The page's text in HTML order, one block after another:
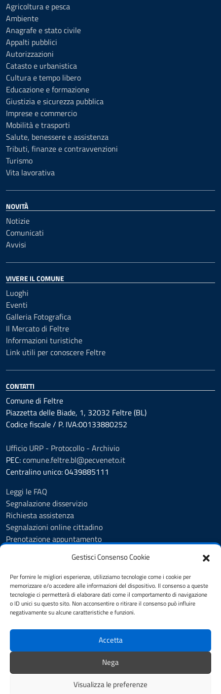
Gestisci Consenso Cookie
Per fornire le migliori esperienze, utilizziamo tecnologie come i cookie per
memorizzare e/o accedere alle informazioni del dispositivo. Il consenso a queste
tecnologie ci permetterà di elaborare dati come il comportamento di navigazione
o ID unici su questo sito. Non acconsentire o ritirare il consenso può influire
negativamente su alcune caratteristiche e funzioni.
Accetta
Nega
Visualizza le preferenze
Agricoltura e pesca
Ambiente
Anagrafe e stato civile
Appalti pubblici
Autorizzazioni
Catasto e urbanistica
Cultura e tempo libero
Educazione e formazione
Giustizia e sicurezza pubblica
Imprese e commercio
Mobilità e trasporti
Salute, benessere e assistenza
Tributi, finanze e contravvenzioni
Turismo
Vita lavorativa
NOVITÀ
Notizie
Comunicati
Avvisi
VIVERE IL COMUNE
Luoghi
Eventi
Galleria Fotografica
Il Mercato di Feltre
Informazioni turistiche
Link utili per conoscere Feltre
CONTATTI
Comune di Feltre
Piazzetta delle Biade, 1, 32032 Feltre (BL)
Codice fiscale / P. IVA:00133880252
Ufficio URP - Protocollo - Archivio
PEC:comune.feltre.bl@pecveneto.it
Centralino unico: 0439885111
Leggi le FAQ
Segnalazione disservizio
Richiesta assistenza
Segnalazioni online cittadino
Prenotazione appuntamento
Amministrazione trasparente
Informativa privacy
Cookie Policy (UE)
Dichiarazione di accessibilità
SEGUICI SU
Facebook